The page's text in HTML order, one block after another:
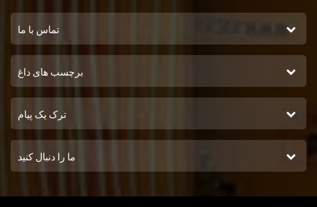
تماس با ما
برچسب های داغ
ترک یک پیام
ما را دنبال کنید